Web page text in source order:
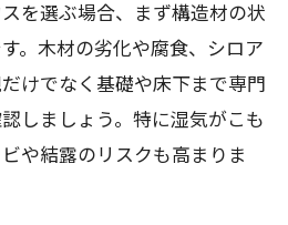
を選ぶ場合、まず構造材の状
。木材の劣化や腐食、シロア
けでなく基礎や床下まで専門
しましょう。特に湿気がこも
や結露のリスクも高まりま